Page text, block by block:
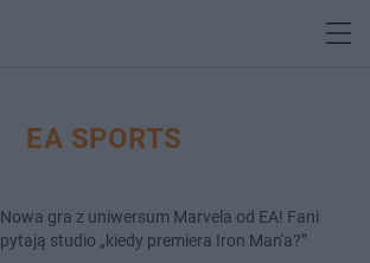
EA SPORTS
Nowa gra z uniwersum Marvela od EA! Fani
pytają studio „kiedy premiera Iron Man'a?”